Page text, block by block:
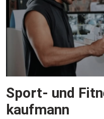
Sport- und
kaufmann